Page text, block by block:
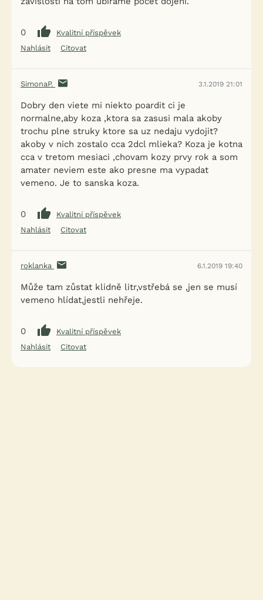
0
Kvalitní příspěvek
Nahlásit
Citovat
SimonaP. 3.1.2019 21:01
Dobry den viete mi niekto poardit ci je
normalne,aby koza ,ktora sa zasusi mala akoby
trochu plne struky ktore sa uz nedaju vydojit?
akoby v nich zostalo cca 2dcl mlieka? Koza je kotna
cca v tretom mesiaci ,chovam kozy prvy rok a som
amater neviem este ako presne ma vypadat
vemeno. Je to sanska koza.
0
Kvalitní příspěvek
Nahlásit
Citovat
roklanka 6.1.2019 19:40
Může tam zůstat klidně litr,vstřebá se ,jen se musí
vemeno hlídat,jestli nehřeje.
0
Kvalitní příspěvek
Nahlásit
Citovat